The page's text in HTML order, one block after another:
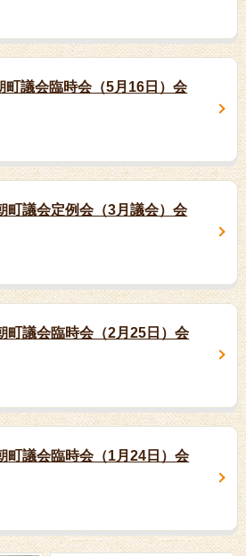
町議会臨時会（5月16日）会
町議会定例会（3月議会）会
町議会臨時会（2月25日）会
町議会臨時会（1月24日）会